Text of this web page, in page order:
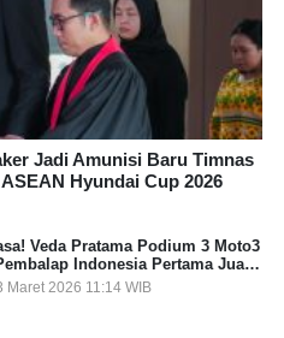
Jadi Amunisi Baru Timnas
Hyundai Cup 2026
Veda Pratama Podium 3 Moto3
Indonesia Pertama Juara
Maret 2026 11:14 WIB